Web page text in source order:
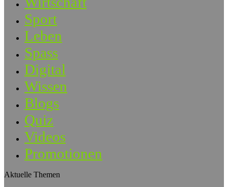
Sport
Leben
Spass
Digital
Wissen
Blogs
Quiz
Videos
Promotionen
Aktuelle Themen